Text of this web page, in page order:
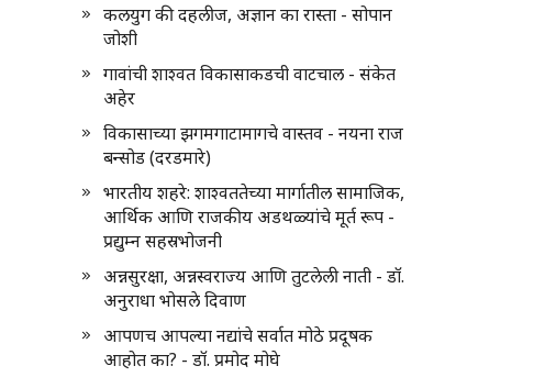
कलयुग की दहलीज, अज्ञान का रास्ता - सोपान
जोशी
गावांची शाश्वत विकासाकडची वाटचाल - संकेत
अहेर
विकासाच्या झगमगाटामागचे वास्तव - नयना राज
बन्सोड (दरडमारे)
भारतीय शहरे: शाश्वततेच्या मार्गातील सामाजिक,
आर्थिक आणि राजकीय अडथळ्यांचे मूर्त रूप -
प्रद्युम्न सहस्रभोजनी
अन्नसुरक्षा, अन्नस्वराज्य आणि तुटलेली नाती - डॉ.
अनुराधा भोसले दिवाण
आपणच आपल्या नद्यांचे सर्वात मोठे प्रदूषक
आहोत का? - डॉ. प्रमोद मोघे